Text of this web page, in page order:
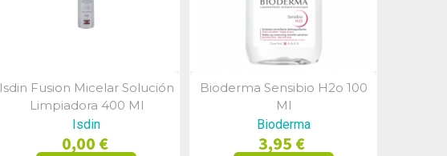
Vista Rápida
Isdin Fusion Micelar Solución
Limpiadora 400 Ml
Isdin
0,00 €
Vista Rápida
Bioderma Sensibio H2o 100
Ml
Bioderma
3,95 €